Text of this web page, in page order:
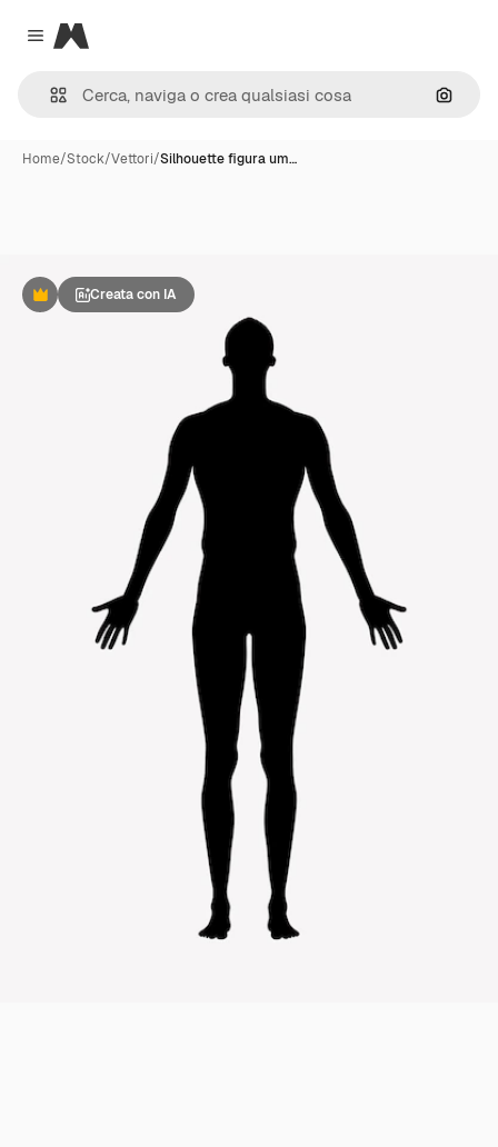
Close menu
Magnific
Cerca
Home/Stock/Vettori/Silhouette figura um…
PremiumCreata con IA